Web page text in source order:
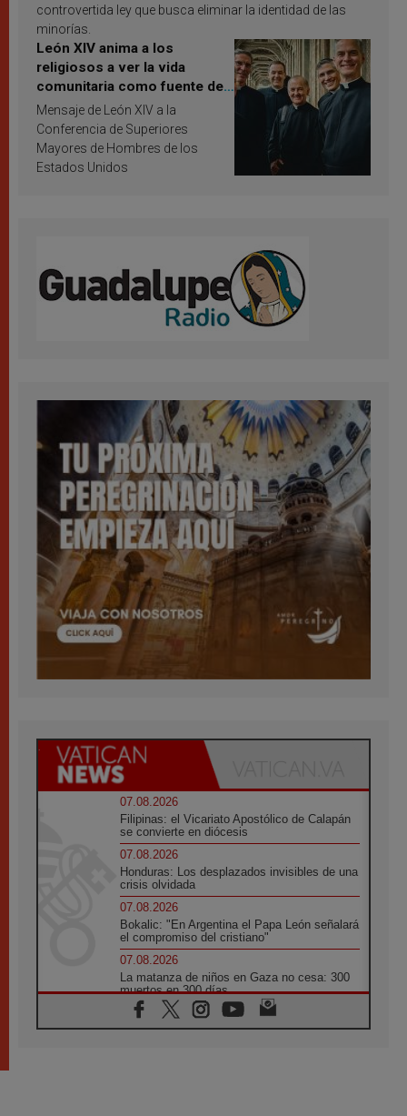
controvertida ley que busca eliminar la identidad de las
minorías.
León XIV anima a los
religiosos a ver la vida
comunitaria como fuente de
inspiración y santificación
Mensaje de León XIV a la
Conferencia de Superiores
Mayores de Hombres de los
Estados Unidos
07.08.2026
Filipinas: el Vicariato Apostólico de Calapán
se convierte en diócesis
07.08.2026
Honduras: Los desplazados invisibles de una
crisis olvidada
07.08.2026
Bokalic: "En Argentina el Papa León señalará
el compromiso del cristiano"
07.08.2026
La matanza de niños en Gaza no cesa: 300
muertos en 300 días
07.08.2026
Tagle: La guerra desfigura el mundo, solo la